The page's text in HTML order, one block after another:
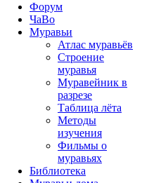
Форум
ЧаВо
Муравьи
Атлас муравьёв
Строение
муравья
Муравейник в
разрезе
Таблица лёта
Методы
изучения
Фильмы о
муравьях
Библиотека